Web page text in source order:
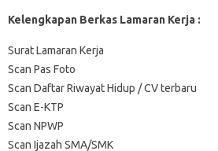
Kelengkapan Berkas Lamaran Kerja :
Surat Lamaran Kerja
Scan Pas Foto
Scan Daftar Riwayat Hidup / CV terbaru
Scan E-KTP
Scan NPWP
Scan Ijazah SMA/SMK